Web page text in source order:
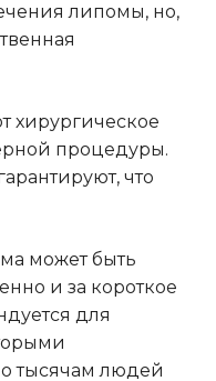
липомы, но,
хирургическое
процедуры.
что
может быть
и за короткое
для
тысячам людей